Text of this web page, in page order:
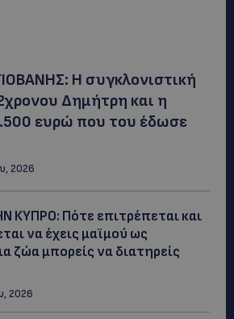
Η συγκλονιστική
Δημήτρη και η
ευρώ που του έδωσε
2026
ΚΥΠΡΟ: Πότε επιτρέπεται και
να έχεις μαϊμού ως
ζώα μπορείς να διατηρείς
2026